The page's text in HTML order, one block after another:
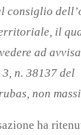
consiglio
il
ad
n. 38137 del
non
ha